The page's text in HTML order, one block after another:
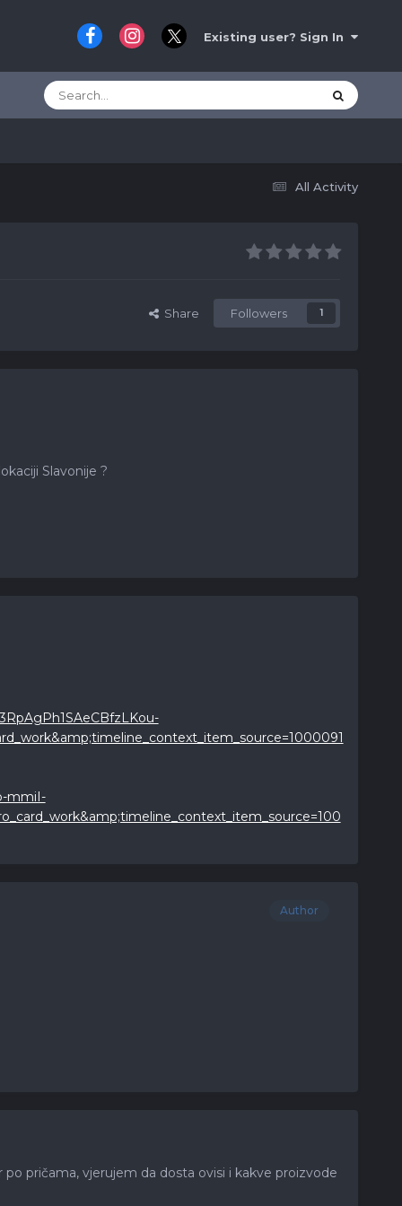
Existing user? Sign In
All Activity
Share Followers 1
Slavonije ?
mmiI-
Author
pričama, vjerujem da dosta ovisi i kakve proizvode